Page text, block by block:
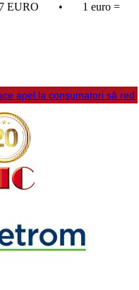
EURO • 1 euro =
apel la consumatori să